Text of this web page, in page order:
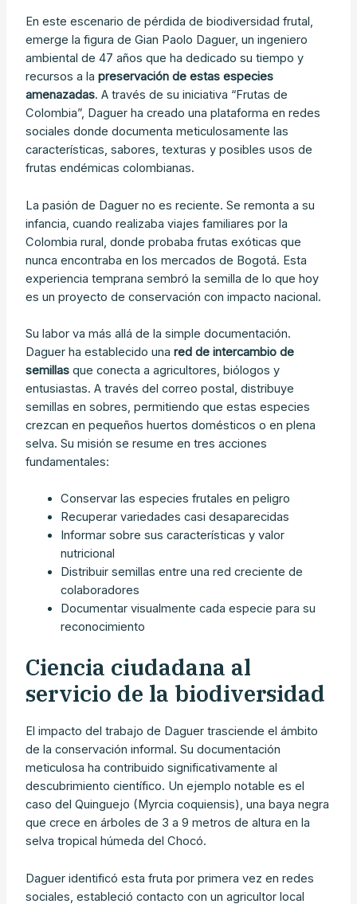
En este escenario de pérdida de biodiversidad frutal,
emerge la figura de Gian Paolo Daguer, un ingeniero
ambiental de 47 años que ha dedicado su tiempo y
recursos a la preservación de estas especies
amenazadas. A través de su iniciativa “Frutas de
Colombia”, Daguer ha creado una plataforma en redes
sociales donde documenta meticulosamente las
características, sabores, texturas y posibles usos de
frutas endémicas colombianas.
La pasión de Daguer no es reciente. Se remonta a su
infancia, cuando realizaba viajes familiares por la
Colombia rural, donde probaba frutas exóticas que
nunca encontraba en los mercados de Bogotá. Esta
experiencia temprana sembró la semilla de lo que hoy
es un proyecto de conservación con impacto nacional.
Su labor va más allá de la simple documentación.
Daguer ha establecido una red de intercambio de
semillasque conecta a agricultores, biólogos y
entusiastas. A través del correo postal, distribuye
semillas en sobres, permitiendo que estas especies
crezcan en pequeños huertos domésticos o en plena
selva. Su misión se resume en tres acciones
fundamentales:
Conservar las especies frutales en peligro
Recuperar variedades casi desaparecidas
Informar sobre sus características y valor
nutricional
Distribuir semillas entre una red creciente de
colaboradores
Documentar visualmente cada especie para su
reconocimiento
Ciencia ciudadana al
servicio de la biodiversidad
El impacto del trabajo de Daguer trasciende el ámbito
de la conservación informal. Su documentación
meticulosa ha contribuido significativamente al
descubrimiento científico. Un ejemplo notable es el
caso del Quinguejo (Myrcia coquiensis), una baya negra
que crece en árboles de 3 a 9 metros de altura en la
selva tropical húmeda del Chocó.
Daguer identificó esta fruta por primera vez en redes
sociales, estableció contacto con un agricultor local